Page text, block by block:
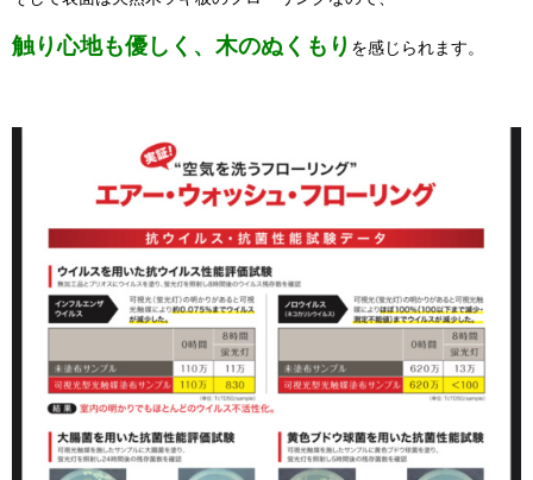
触り心地も優しく、木のぬくもり を感じられます。